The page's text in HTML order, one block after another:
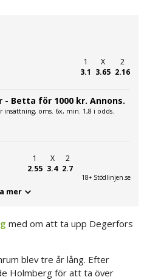
1
3.1
X
3.65
2
2.16
- Betta för 1000 kr. Annons.
insättning, oms. 6x, min. 1,8 i odds.
1
2.55
X
3.4
2
2.7
18+ Stödlinjen.se
mer
med om att ta upp Degerfors
blev tre år lång. Efter
Holmberg för att ta över